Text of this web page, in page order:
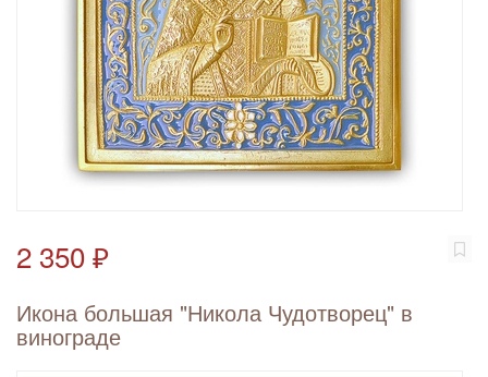
2 350 ₽
Икона большая "Никола Чудотворец" в
винограде